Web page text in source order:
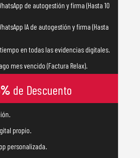
de autogestión y firma (Hasta 10
IA de autogestión y firma (Hasta
en todas las evidencias digitales.
mes vencido (Factura Relax).
de Descuento
propio.
personalizada.